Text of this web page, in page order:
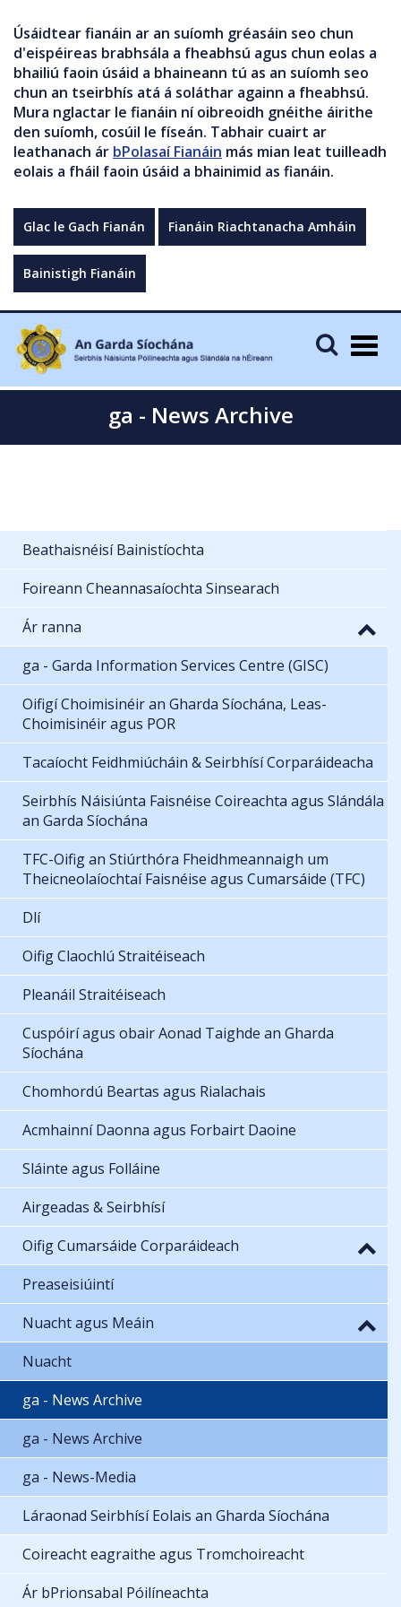
Úsáidtear fianáin ar an suíomh gréasáin seo chun
d'eispéireas brabhsála a fheabhsú agus chun eolas a
bhailiú faoin úsáid a bhaineann tú as an suíomh seo
chun an tseirbhís atá á soláthar againn a fheabhsú.
Mura nglactar le fianáin ní oibreoidh gnéithe áirithe
den suíomh, cosúil le físeán. Tabhair cuairt ar
leathanach ár bPolasaí Fianáin más mian leat tuilleadh
eolais a fháil faoin úsáid a bhainimid as fianáin.
Glac le Gach Fianán Fianáin Riachtanacha Amháin
Bainistigh Fianáin
ga - News Archive
Beathaisnéisí Bainistíochta
Foireann Cheannasaíochta Sinsearach
Ár ranna
ga - Garda Information Services Centre (GISC)
Oifigí Choimisinéir an Gharda Síochána, Leas-
Choimisinéir agus POR
Tacaíocht Feidhmiúcháin & Seirbhísí Corparáideacha
Seirbhís Náisiúnta Faisnéise Coireachta agus Slándála
an Garda Síochána
TFC-Oifig an Stiúrthóra Fheidhmeannaigh um
Theicneolaíochtaí Faisnéise agus Cumarsáide (TFC)
Dlí
Oifig Claochlú Straitéiseach
Pleanáil Straitéiseach
Cuspóirí agus obair Aonad Taighde an Gharda
Síochána
Chomhordú Beartas agus Rialachais
Acmhainní Daonna agus Forbairt Daoine
Sláinte agus Folláine
Airgeadas & Seirbhísí
Oifig Cumarsáide Corparáideach
Preaseisiúintí
Nuacht agus Meáin
Nuacht
ga - News Archive
ga - News Archive
ga - News-Media
Láraonad Seirbhísí Eolais an Gharda Síochána
Coireacht eagraithe agus Tromchoireacht
Ár bPrionsabal Póilíneachta